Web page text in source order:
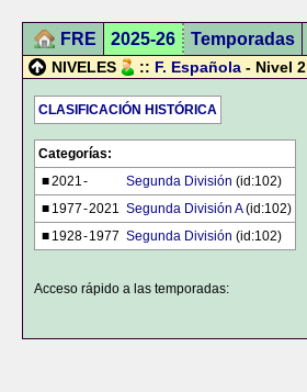
FRE 2025-26 Temporadas
NIVELES :: F. Española - Nivel 2
CLASIFICACIÓN HISTÓRICA
Categorías:
■2021- Segunda División (id:102)
■ 1977-2021 Segunda División A(id:102)
■ 1928-1977 Segunda División (id:102)
Acceso rápido a las temporadas: